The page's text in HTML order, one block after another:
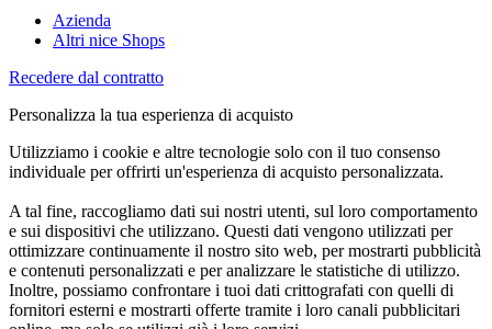
Azienda
Altri nice Shops
Recedere dal contratto
Personalizza la tua esperienza di acquisto
Utilizziamo i cookie e altre tecnologie solo con il tuo consenso
individuale per offrirti un'esperienza di acquisto personalizzata.
A tal fine, raccogliamo dati sui nostri utenti, sul loro comportamento
e sui dispositivi che utilizzano. Questi dati vengono utilizzati per
ottimizzare continuamente il nostro sito web, per mostrarti pubblicità
e contenuti personalizzati e per analizzare le statistiche di utilizzo.
Inoltre, possiamo confrontare i tuoi dati crittografati con quelli di
fornitori esterni e mostrarti offerte tramite i loro canali pubblicitari